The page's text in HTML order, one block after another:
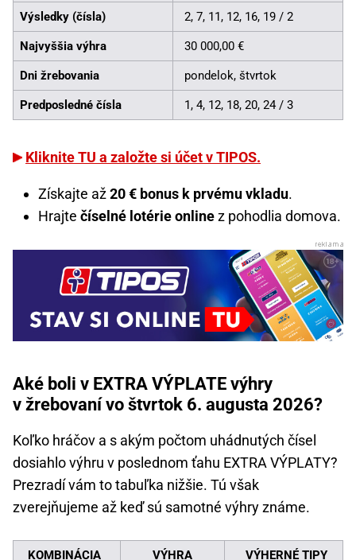
Výsledky (čísla) 2, 7, 11, 12, 16, 19 / 2
Najvyššia výhra 30 000,00 €
Dni žrebovania pondelok, štvrtok
Predposledné čísla 1, 4, 12, 18, 20, 24 / 3
Kliknite TU a založte si účet v TIPOS.
Získajte až20 € bonus k prvému vkladu.
Hrajte číselné lotérie onlinez pohodlia domova.
Aké boli v EXTRA VÝPLATE výhry
v žrebovaní vo štvrtok 6. augusta 2026?
Koľko hráčov a s akým počtom uhádnutých čísel
dosiahlo výhru v poslednom ťahu EXTRA VÝPLATY?
Prezradí vám to tabuľka nižšie. Tú však
zverejňujeme až keď sú samotné výhry známe.
KOMBINÁCIA VÝHRA VÝHERNÉ TIPY